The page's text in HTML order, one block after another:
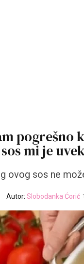
pogrešno
mi je
ovog sos ne
Autor: Slobodanka Ćorić